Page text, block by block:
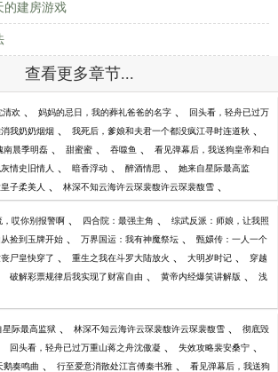
的建房游戏
查看更多章节...
清欢 、 妈妈的忌日，我的葬礼爸爸的名字 、 回头看，轻舟已过万
我奶奶烟烟 、 我死后，爹娘和夫君一个都没疯江寻时连道秋 、
南晨季明磊 、 甜蜜蜜 、 吞噬鱼 、 看见弹幕后，我送狗皇帝和白
情史旧情人 、 暗香浮动 、 醉酒情思 、 她来自星际最高监
子柔美人 、 林深不知云海许云琛裴馥许云琛裴馥雪 、
哎你别报警啊 、 四合院：最强主角 、 综武反派：师娘，让我照
捡到玉牌开始 、 万界国运：我有神魔祭坛 、 甄嬛传：一人一个
尸皇快穿了 、 重生之我在斗罗大陆放火 、 大明岁时记 、 穿越
破解彩票规律后我实现了财富自由 、 黄帝内经爆笑讲解版 、 浅
星际最高监狱 、 林深不知云海许云琛裴馥许云琛裴馥雪 、 彻底毁
回头看，轻舟已过万重山蒋之舟沈傲凝 、 失效攻略裴安桑宁 、
鹅奏鸣曲 、 行至爱意消散处江言傅秦书雅 、 看见弹幕后，我送狗